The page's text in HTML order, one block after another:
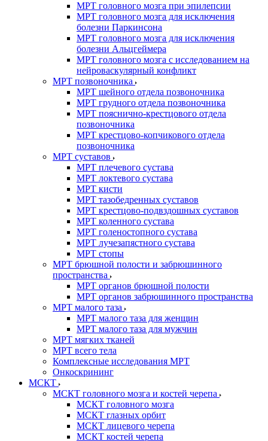
МРТ головного мозга при эпилепсии
МРТ головного мозга для исключения
болезни Паркинсона
МРТ головного мозга для исключения
болезни Альцгеймера
МРТ головного мозга с исследованием на
нейроваскулярный конфликт
МРТ позвоночника
МРТ шейного отдела позвоночника
МРТ грудного отдела позвоночника
МРТ пояснично-крестцового отдела
позвоночника
МРТ крестцово-копчикового отдела
позвоночника
МРТ суставов
МРТ плечевого сустава
МРТ локтевого сустава
МРТ кисти
МРТ тазобедренных суставов
МРТ крестцово-подвздошных суставов
МРТ коленного сустава
МРТ голеностопного сустава
МРТ лучезапястного сустава
МРТ стопы
МРТ брюшной полости и забрюшинного
пространства
МРТ органов брюшной полости
МРТ органов забрюшинного пространства
МРТ малого таза
МРТ малого таза для женщин
МРТ малого таза для мужчин
МРТ мягких тканей
МРТ всего тела
Комплексные исследования МРТ
Онкоскрининг
МСКТ
МСКТ головного мозга и костей черепа
МСКТ головного мозга
МСКТ глазных орбит
МСКТ лицевого черепа
МСКТ костей черепа